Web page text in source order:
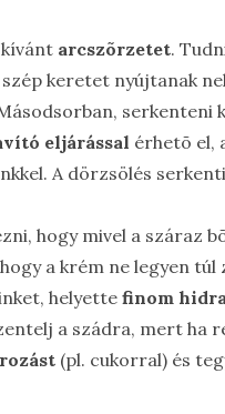
arcszõrzetet.
keretet nyújtanak
serkenteni
eljárással érhetõ el,
A dörzsölés
hogy mivel a száraz
a krém ne legyen
helyette finom
a szádra, mert ha
(pl. cukorral) és